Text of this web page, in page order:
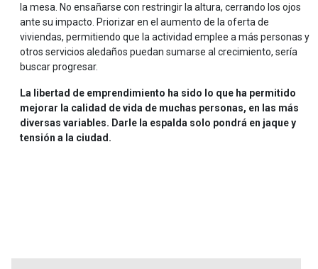
la mesa. No ensañarse con restringir la altura, cerrando los ojos
ante su impacto. Priorizar en el aumento de la oferta de
viviendas, permitiendo que la actividad emplee a más personas y
otros servicios aledaños puedan sumarse al crecimiento, sería
buscar progresar.
La libertad de emprendimiento ha sido lo que ha permitido
mejorar la calidad de vida de muchas personas, en las más
diversas variables. Darle la espalda solo pondrá en jaque y
tensión a la ciudad.